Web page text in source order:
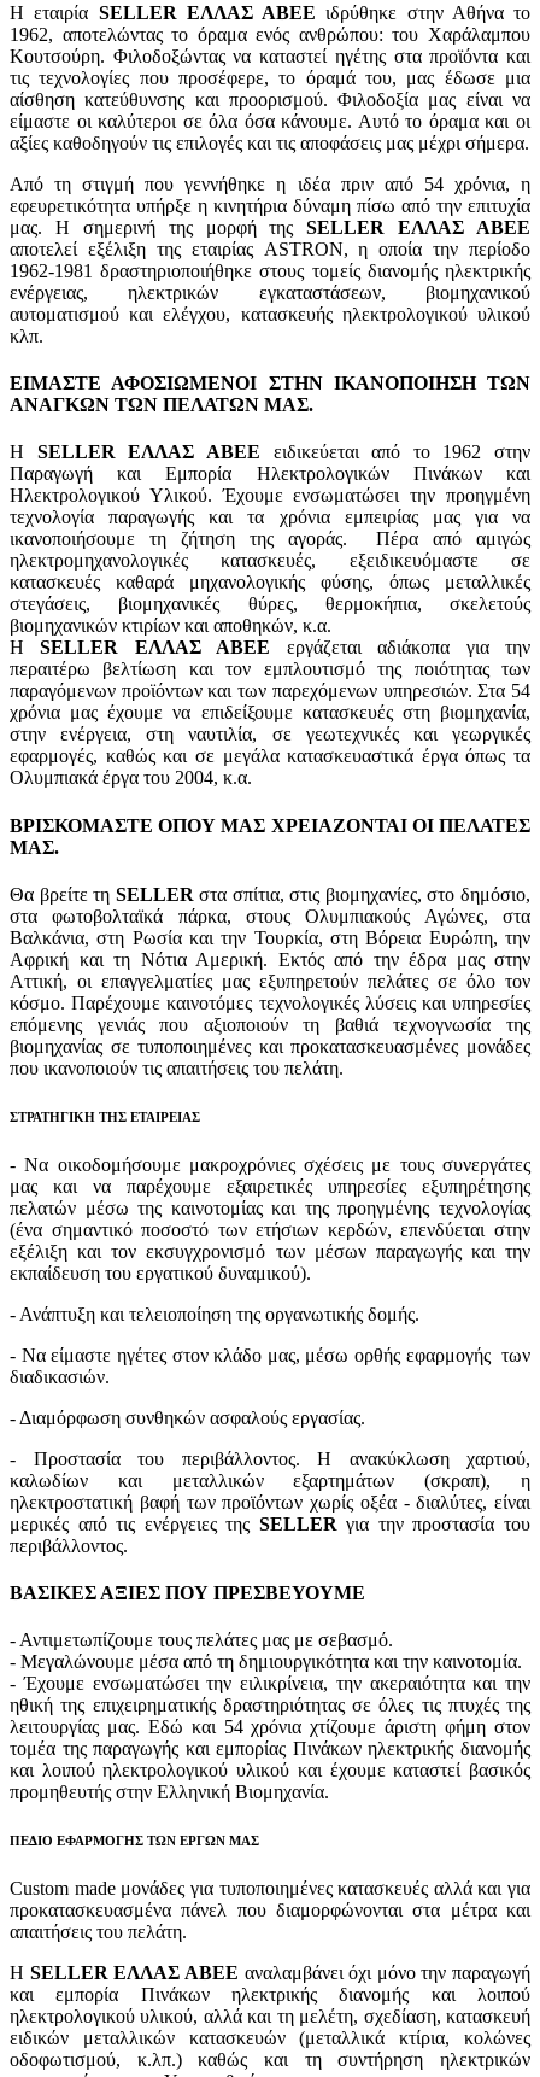
Η εταιρία SELLER ΕΛΛΑΣ ΑΒΕΕ ιδρύθηκε στην Αθήνα το
1962, αποτελώντας το όραμα ενός ανθρώπου: του Χαράλαμπου
Κουτσούρη. Φιλοδοξώντας να καταστεί ηγέτης στα προϊόντα και
τις τεχνολογίες που προσέφερε, το όραμά του, μας έδωσε μια
αίσθηση κατεύθυνσης και προορισμού. Φιλοδοξία μας είναι να
είμαστε οι καλύτεροι σε όλα όσα κάνουμε. Αυτό το όραμα και οι
αξίες καθοδηγούν τις επιλογές και τις αποφάσεις μας μέχρι σήμερα.
Από τη στιγμή που γεννήθηκε η ιδέα πριν από 54 χρόνια, η
εφευρετικότητα υπήρξε η κινητήρια δύναμη πίσω από την επιτυχία
μας. Η σημερινή της μορφή τηςSELLER ΕΛΛΑΣ ΑΒΕΕ
αποτελεί εξέλιξη της εταιρίας ASTRON, η οποία την περίοδο
1962-1981 δραστηριοποιήθηκε στους τομείς διανομής ηλεκτρικής
ενέργειας, ηλεκτρικών εγκαταστάσεων, βιομηχανικού
αυτοματισμού και ελέγχου, κατασκευής ηλεκτρολογικού υλικού
κλπ.
ΕΙΜΑΣΤΕ ΑΦΟΣΙΩΜΕΝΟΙ ΣΤΗΝ ΙΚΑΝΟΠΟΙΗΣΗ ΤΩΝ
ΑΝΑΓΚΩΝ ΤΩΝ ΠΕΛΑΤΩΝ ΜΑΣ.
Η SELLER ΕΛΛΑΣ ΑΒΕΕ ειδικεύεται από το 1962 στην
Παραγωγή και Εμπορία Ηλεκτρολογικών Πινάκων και
Ηλεκτρολογικού Υλικού. Έχουμε ενσωματώσει την προηγμένη
τεχνολογία παραγωγής και τα χρόνια εμπειρίας μας για να
ικανοποιήσουμε τη ζήτηση της αγοράς. Πέρα από αμιγώς
ηλεκτρομηχανολογικές κατασκευές, εξειδικευόμαστε σε
κατασκευές καθαρά μηχανολογικής φύσης, όπως μεταλλικές
στεγάσεις, βιομηχανικές θύρες, θερμοκήπια, σκελετούς
βιομηχανικών κτιρίων και αποθηκών, κ.α.
ΗSELLER ΕΛΛΑΣ ΑΒΕΕ εργάζεται αδιάκοπα για την
περαιτέρω βελτίωση και τον εμπλουτισμό της ποιότητας των
παραγόμενων προϊόντων και των παρεχόμενων υπηρεσιών. Στα 54
χρόνια μας έχουμε να επιδείξουμε κατασκευές στη βιομηχανία,
στην ενέργεια, στη ναυτιλία, σε γεωτεχνικές και γεωργικές
εφαρμογές, καθώς και σε μεγάλα κατασκευαστικά έργα όπως τα
Ολυμπιακά έργα του 2004, κ.α.
ΒΡΙΣΚΟΜΑΣΤΕ ΟΠΟΥ ΜΑΣ ΧΡΕΙΑΖΟΝΤΑΙ ΟΙ ΠΕΛΑΤΕΣ
ΜΑΣ.
Θα βρείτε τη SELLERστα σπίτια, στις βιομηχανίες, στο δημόσιο,
στα φωτοβολταϊκά πάρκα, στους Ολυμπιακούς Αγώνες, στα
Βαλκάνια, στη Ρωσία και την Τουρκία, στη Βόρεια Ευρώπη, την
Αφρική και τη Νότια Αμερική. Εκτός από την έδρα μας στην
Αττική, οι επαγγελματίες μας εξυπηρετούν πελάτες σε όλο τον
κόσμο. Παρέχουμε καινοτόμες τεχνολογικές λύσεις και υπηρεσίες
επόμενης γενιάς που αξιοποιούν τη βαθιά τεχνογνωσία της
βιομηχανίας σε τυποποιημένες και προκατασκευασμένες μονάδες
που ικανοποιούν τις απαιτήσεις του πελάτη.
ΣΤΡΑΤΗΓΙΚΗ ΤΗΣ ΕΤΑΙΡΕΙΑΣ
- Να οικοδομήσουμε μακροχρόνιες σχέσεις με τους συνεργάτες
μας και να παρέχουμε εξαιρετικές υπηρεσίες εξυπηρέτησης
πελατών μέσω της καινοτομίας και της προηγμένης τεχνολογίας
(ένα σημαντικό ποσοστό των ετήσιων κερδών, επενδύεται στην
εξέλιξη και τον εκσυγχρονισμό των μέσων παραγωγής και την
εκπαίδευση του εργατικού δυναμικού).
- Ανάπτυξη και τελειοποίηση της οργανωτικής δομής.
- Να είμαστε ηγέτες στον κλάδο μας, μέσω ορθής εφαρμογής των
διαδικασιών.
- Διαμόρφωση συνθηκών ασφαλούς εργασίας.
- Προστασία του περιβάλλοντος. Η ανακύκλωση χαρτιού,
καλωδίων και μεταλλικών εξαρτημάτων (σκραπ), η
ηλεκτροστατική βαφή των προϊόντων χωρίς οξέα - διαλύτες, είναι
μερικές από τις ενέργειες της SELLERγια την προστασία του
περιβάλλοντος.
ΒΑΣΙΚΕΣ ΑΞΙΕΣ ΠΟΥ ΠΡΕΣΒΕΥΟΥΜΕ
- Αντιμετωπίζουμε τους πελάτες μας με σεβασμό.
- Μεγαλώνουμε μέσα από τη δημιουργικότητα και την καινοτομία.
- Έχουμε ενσωματώσει την ειλικρίνεια, την ακεραιότητα και την
ηθική της επιχειρηματικής δραστηριότητας σε όλες τις πτυχές της
λειτουργίας μας. Εδώ και 54 χρόνια χτίζουμε άριστη φήμη στον
τομέα της παραγωγής και εμπορίας Πινάκων ηλεκτρικής διανομής
και λοιπού ηλεκτρολογικού υλικού και έχουμε καταστεί βασικός
προμηθευτής στην Ελληνική Βιομηχανία.
ΠΕΔΙΟ ΕΦΑΡΜΟΓΗΣ ΤΩΝ ΕΡΓΩΝ ΜΑΣ
Custom made μονάδες για τυποποιημένες κατασκευές αλλά και για
προκατασκευασμένα πάνελ που διαμορφώνονται στα μέτρα και
απαιτήσεις του πελάτη.
Η SELLER ΕΛΛΑΣ ΑΒΕΕ αναλαμβάνει όχι μόνο την παραγωγή
και εμπορία Πινάκων ηλεκτρικής διανομής και λοιπού
ηλεκτρολογικού υλικού, αλλά και τη μελέτη, σχεδίαση, κατασκευή
ειδικών μεταλλικών κατασκευών (μεταλλικά κτίρια, κολώνες
οδοφωτισμού, κ.λπ.) καθώς και τη συντήρηση ηλεκτρικών